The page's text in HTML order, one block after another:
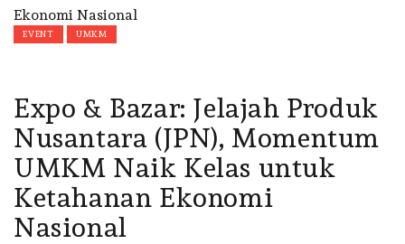
EVENT UMKM
Expo & Bazar: Jelajah Produk
Nusantara (JPN), Momentum
UMKM Naik Kelas untuk
Ketahanan Ekonomi
Nasional